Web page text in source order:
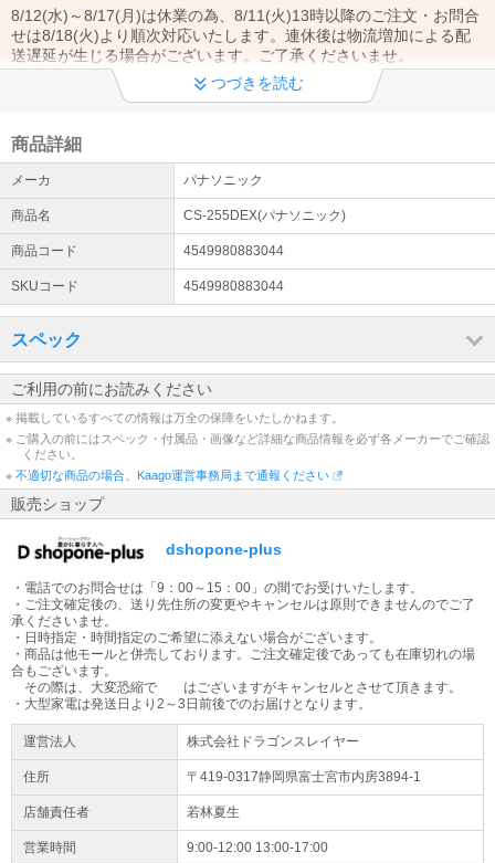
8/12(水)～8/17(月)は休業の為、8/11(火)13時以降のご注文・お問合
せは8/18(火)より順次対応いたします。連休後は物流増加による配
送遅延が生じる場合がございます。ご了承くださいませ。
【商品発送についてのご案内】
営業日(月曜日)からの発送となる場合がございます。ご了承くださ
いませ。
エアコン設置工事お申込みまたはご検討のお客様へ
エアコン設置サービスは全国対応しております（窓用エアコンは工
事対象外です）。 エアコンのご注文→商品の出荷→設置業者様より
工事日のご連絡→設置工事の流れとなります。（商品は先納品で
す）
配送について
配送先が【沖縄県・離島】の場合は通常配送と異なるため、ご注文
をいただいた商品によっては、お届けまで日数を要する場合がござ
います。ご了承くださいませ。
出荷日についてのお知らせ
平日13時までの代引きご注文(振り込みご入金確認)は当日出荷致し
ます(土日除く)。【大型商品】に関しては輸送方法が通常の宅配便
とは異なる為、ご入金確認後の発送から2～3日での配送予定となり
大型商品（梱包サイズ合計が260cmもしくは50kg以上）はヤマトホ
ームコンビニエンスでの配送となります。配送業者より到着時間の
ご連絡が当日午前中にございます。
大型家電をご購入のお客様へ
大型商品は原則日時指定不可となります。配送日のご入力は希望日
となります。地域によってはご希望に添えない場合もございます。
ご容赦ください。 ※大型商品配送不可地域：沖縄、その他離島地域
つづきを読む
商品詳細
メーカ パナソニック
商品名 CS-255DEX(パナソニック)
商品コード 4549980883044
SKUコード 4549980883044
スペック
ご利用の前にお読みください
※ 掲載しているすべての情報は万全の保障をいたしかねます。
※ ご購入の前にはスペック・付属品・画像など詳細な商品情報を必ず各メーカーでご確認
ください。
※ 不適切な商品の場合、Kaago運営事務局まで通報ください
販売ショップ
dshopone-plus
・電話でのお問合せは「9：00～15：00」の間でお受けいたします。
・ご注文確定後の、送り先住所の変更やキャンセルは原則できませんのでご了
承くださいませ。
・日時指定・時間指定のご希望に添えない場合がございます。
・商品は他モールと併売しております。ご注文確定後であっても在庫切れの場
合もございます。
その際は、大変恐縮で はございますがキャンセルとさせて頂きます。
・大型家電は発送日より2～3日前後でのお届けとなります。
運営法人 株式会社ドラゴンスレイヤー
住所 〒419-0317静岡県富士宮市内房3894-1
店舗責任者 若林夏生
営業時間 9:00-12:00 13:00-17:00